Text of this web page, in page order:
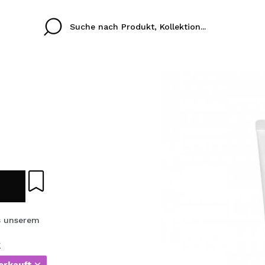
Ich habe hier kein
ICH
Durch die Erstellung
unserem
Ines
colori